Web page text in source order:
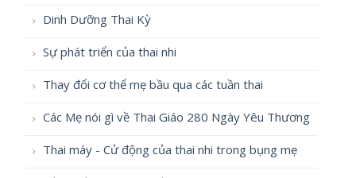
Dinh Dưỡng Thai Kỳ
Sự phát triển của thai nhi
Thay đổi cơ thể mẹ bầu qua các tuần thai
Các Mẹ nói gì về Thai Giáo 280 Ngày Yêu Thương
Thai máy - Cử động của thai nhi trong bụng mẹ